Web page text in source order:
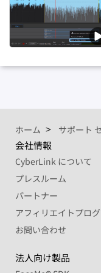
ホーム サポート
会社情報
CyberLink について
プレスルーム
パートナー
アフィリエイトプロ
お問い合わせ
法人向け製品